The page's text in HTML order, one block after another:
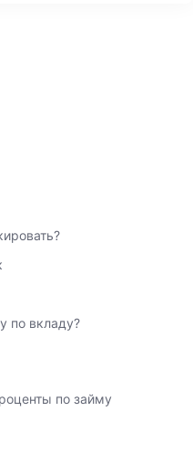
по вкладу?
по займу